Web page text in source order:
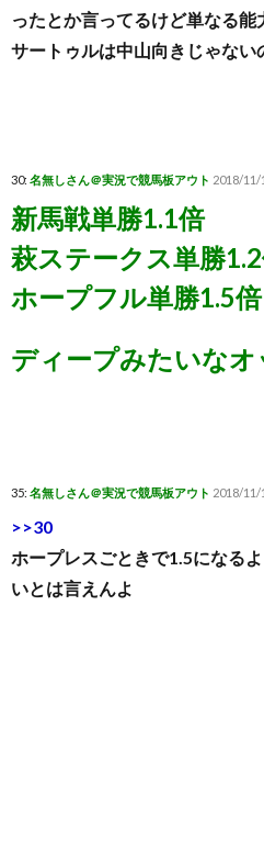
ったとか言ってるけど単なる能
サートゥルは中山向きじゃない
30: 名無しさん＠実況で競馬板アウト 2018/11/
新馬戦単勝1.1倍
萩ステークス単勝
ホープフル単勝1.5
ディープみたいな
35: 名無しさん＠実況で競馬板アウト 2018/11/
>>30
ホープレスごときで1.5になる
いとは言えんよ